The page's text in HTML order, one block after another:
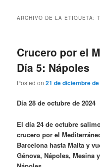
ARCHIVO DE LA ETIQUETA:
Crucero por el
Día 5: Nápoles
Posted on21 de diciembre
Día 28 de octubre de 2024
El día 24 de octubre
crucero por el
Barcelona hasta Malta y
Génova, Nápoles, Mesina